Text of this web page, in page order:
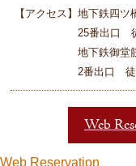
【アクセス】地下鉄四ツ
25番出口
地下鉄御堂
2番出口 徒
Web
Web Reservation